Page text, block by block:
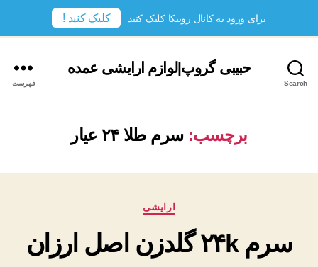
Search
حبیبی گروپ|لوازم ارایشی عمده
فهرست
برچسب: سرم طلا ۲۴ عیار
دسته‌ها
ارایشی
سرم ۲۴k گلدزن اصل ارزان
برای ورود به کانال روبیکا کلیک کنید کلیک کنید !